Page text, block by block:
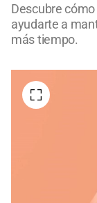
Descubre
ayudarte a
más tiempo.